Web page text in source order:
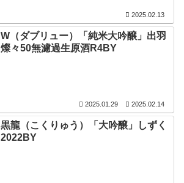
2025.02.13
W（ダブリュー）「純米大吟醸」出羽
燦々50無濾過生原酒R4BY
2025.01.29 2025.02.14
黒龍（こくりゅう）「大吟醸」しずく
2022BY